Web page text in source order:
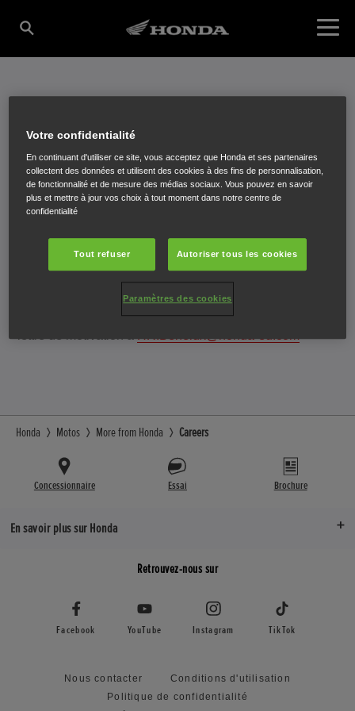
EMPLOIS CHEZ HONDA
Rejoignez notre équipe!
Envie de travailler pour Honda ? Envoyez votre CV et
Honda Motos More from Honda Careers
Concessionnaire Essai Brochure
En savoir plus sur Honda
Retrouvez-nous sur
Facebook YouTube Instagram TikTok
Nous contacter
Conditions d'utilisation
Politique de confidentialité
Votre confidentialité
En continuant d'utiliser ce site, vous acceptez que Honda et ses partenaires
collectent des données et utilisent des cookies à des fins de personnalisation,
de fonctionnalité et de mesure des médias sociaux. Vous pouvez en savoir
plus et mettre à jour vos choix à tout moment dans notre centre de
confidentialité
Tout refuser Autoriser tous les cookies
Paramètres des cookies